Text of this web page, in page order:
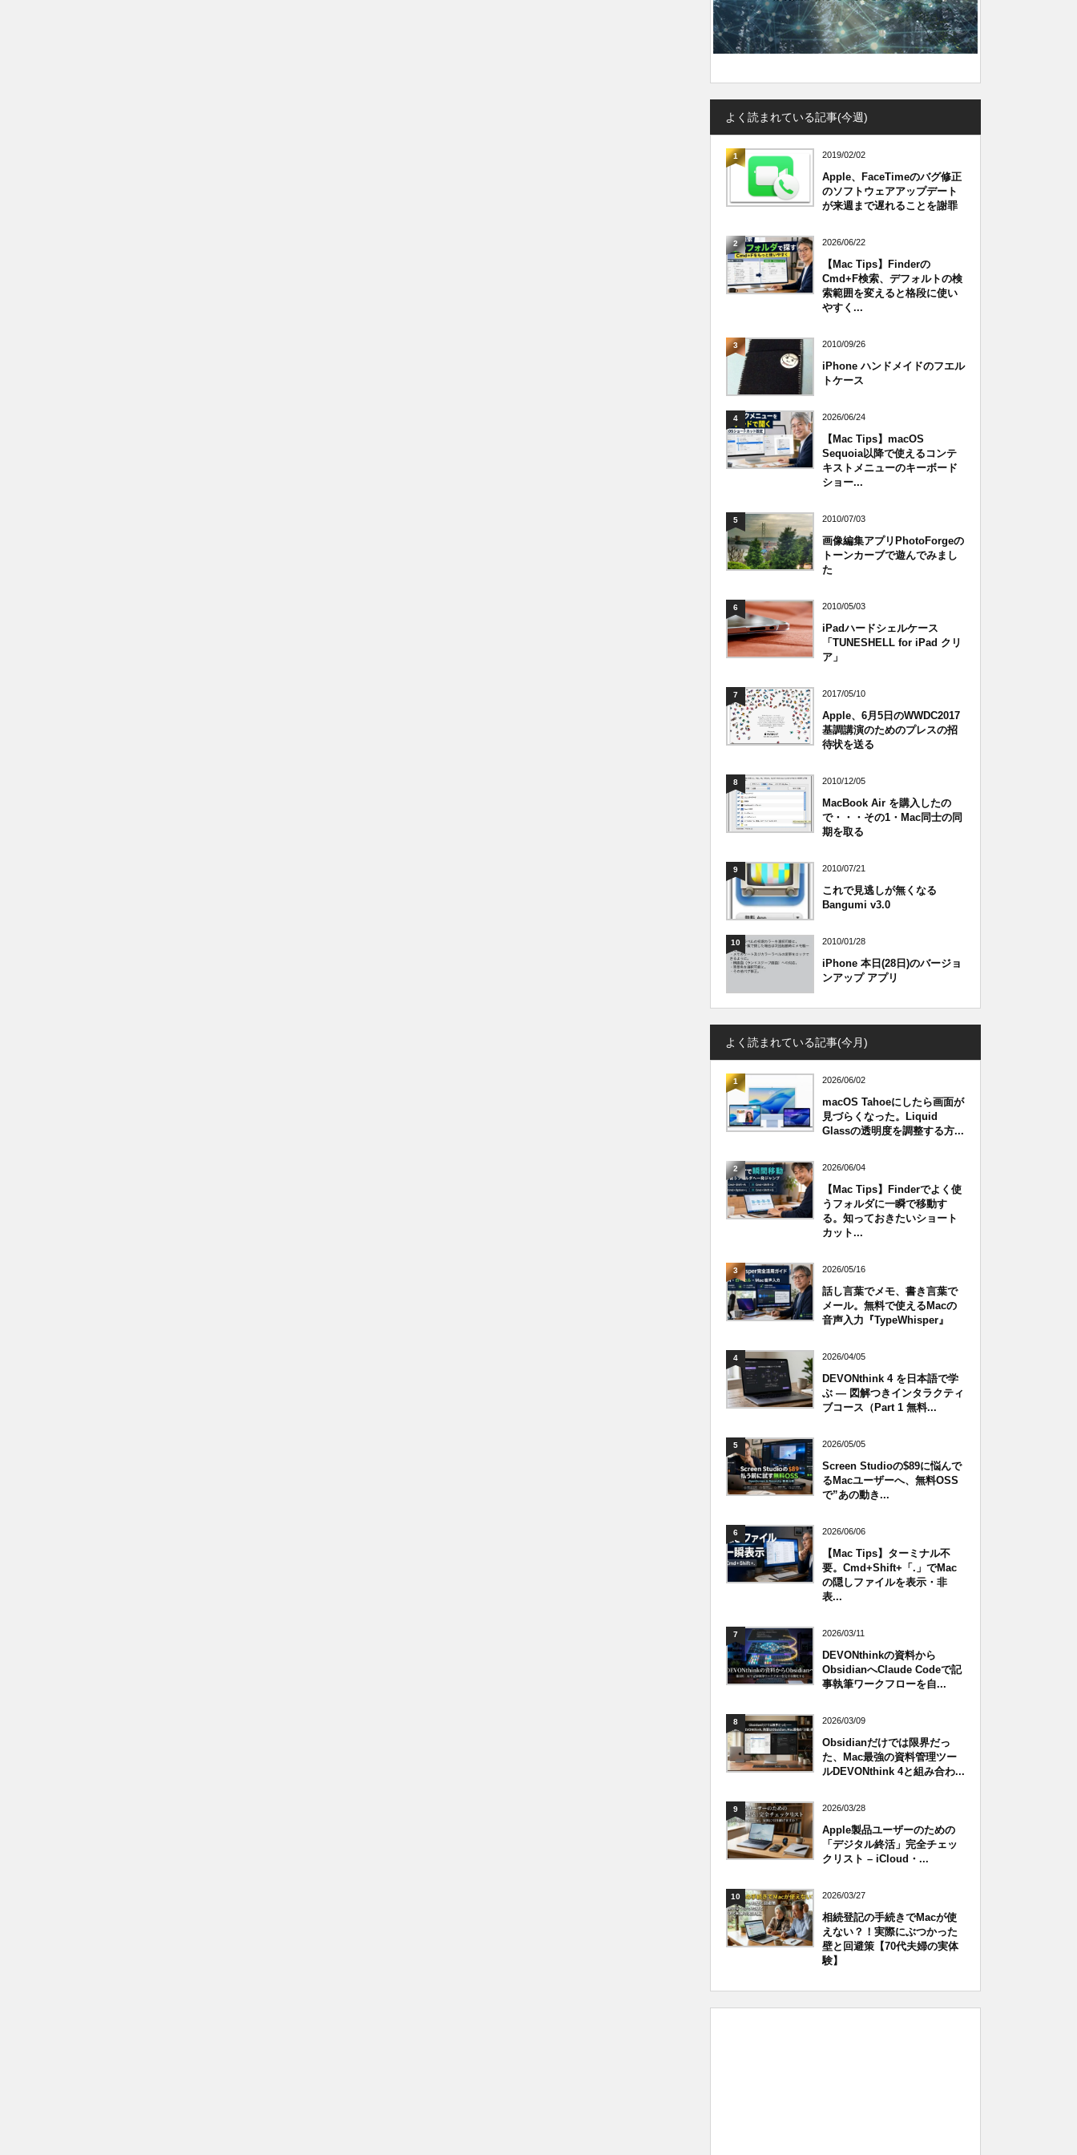
よく読まれている記事(今週)
1 2019/02/02
Apple、FaceTimeのバグ修正
のソフトウェアアップデート
が来週まで遅れることを謝罪
2 2026/06/22
【Mac Tips】Finderの
Cmd+F検索、デフォルトの検
索範囲を変えると格段に使い
やすく...
3 2010/09/26
iPhone ハンドメイドのフエル
トケース
4 2026/06/24
【Mac Tips】macOS
Sequoia以降で使えるコンテ
キストメニューのキーボード
ショー...
5 2010/07/03
画像編集アプリPhotoForgeの
トーンカーブで遊んでみまし
た
6 2010/05/03
iPadハードシェルケース
「TUNESHELL for iPad クリ
ア」
7 2017/05/10
Apple、6月5日のWWDC2017
基調講演のためのプレスの招
待状を送る
8 2010/12/05
MacBook Air を購入したの
で・・・その1・Mac同士の同
期を取る
9 2010/07/21
これで見逃しが無くなる
Bangumi v3.0
10 2010/01/28
iPhone 本日(28日)のバージョ
ンアップ アプリ
よく読まれている記事(今月)
1 2026/06/02
macOS Tahoeにしたら画面が
見づらくなった。Liquid
Glassの透明度を調整する方...
2 2026/06/04
【Mac Tips】Finderでよく使
うフォルダに一瞬で移動す
る。知っておきたいショート
カット...
3 2026/05/16
話し言葉でメモ、書き言葉で
メール。無料で使えるMacの
音声入力『TypeWhisper』
4 2026/04/05
DEVONthink 4 を日本語で学
ぶ — 図解つきインタラクティ
ブコース（Part 1 無料...
5 2026/05/05
Screen Studioの$89に悩んで
るMacユーザーへ、無料OSS
で”あの動き...
6 2026/06/06
【Mac Tips】ターミナル不
要。Cmd+Shift+「.」でMac
の隠しファイルを表示・非
表...
7 2026/03/11
DEVONthinkの資料から
ObsidianへClaude Codeで記
事執筆ワークフローを自...
8 2026/03/09
Obsidianだけでは限界だっ
た、Mac最強の資料管理ツー
ルDEVONthink 4と組み合わ...
9 2026/03/28
Apple製品ユーザーのための
「デジタル終活」完全チェッ
クリスト – iCloud・...
10 2026/03/27
相続登記の手続きでMacが使
えない？！実際にぶつかった
壁と回避策【70代夫婦の実体
験】